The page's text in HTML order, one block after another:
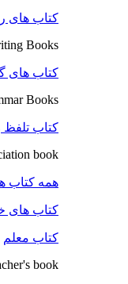
کتاب های
Books
کتاب های
Books
کتاب تلفظ
book
همه کتاب
کتاب های
کتاب معلم
book